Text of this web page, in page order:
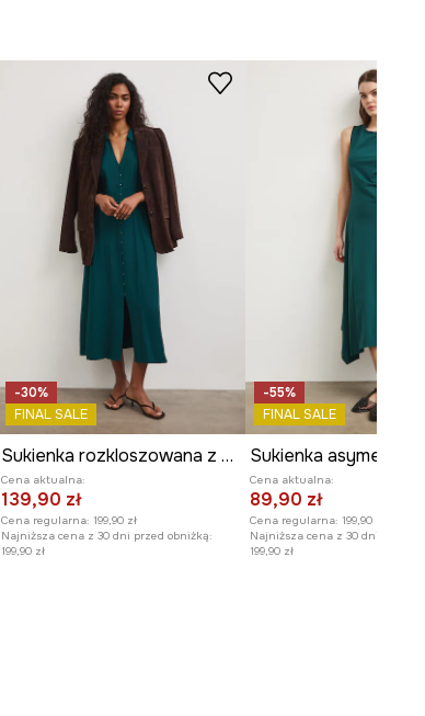
-30%
FINAL SALE
Sukienka rozkloszowana z wiskozą
Cena aktualna:
139,90 zł
Cena regularna: 199,90 zł
Najniższa cena z 30 dni przed obniżką:
199,90 zł
-55%
FINAL SALE
Cena aktualna:
89,90 zł
Cena regularna: 199,90 zł
Najniższa cena z 30 dni przed
199,90 zł